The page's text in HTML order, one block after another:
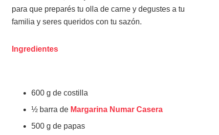
para que preparés tu olla de carne y degustes a tu
familia y seres queridos con tu sazón.
Ingredientes
600 g de costilla
½ barra de Margarina Numar Casera
500 g de papas